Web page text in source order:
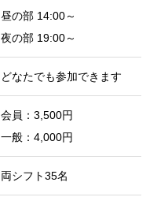
昼の部 14:00～
夜の部 19:00～
どなたでも参加できます
会員：3,500円
一般：4,000円
両シフト35名